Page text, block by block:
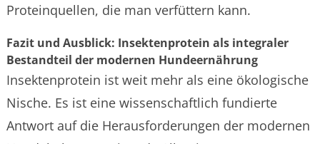
Proteinquellen, die man verfüttern kann.
Fazit und Ausblick: Insektenprotein als integraler
Bestandteil der modernen Hundeernährung
Insektenprotein ist weit mehr als eine ökologische
Nische. Es ist eine wissenschaftlich fundierte
Antwort auf die Herausforderungen der modernen